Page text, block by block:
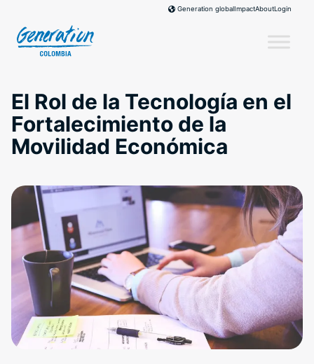
content
Generation globalImpactAboutLogin
El Rol de la Tecnología en el
Fortalecimiento de la
Movilidad Económica